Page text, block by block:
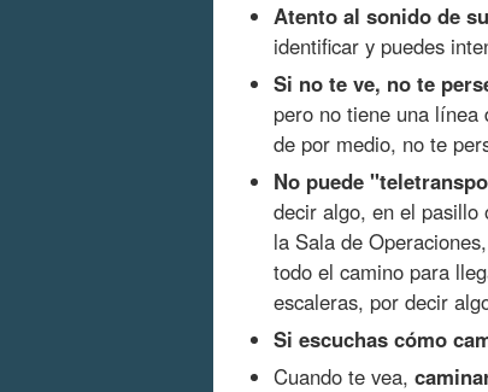
Atento al sonido de
identificar y puedes
Si no te ve, no te
pero no tiene una
de por medio, no te
No puede
decir algo, en el pasillo
la Sala de
todo el camino para
escaleras, por decir
Si escuchas cómo
Cuando te vea,